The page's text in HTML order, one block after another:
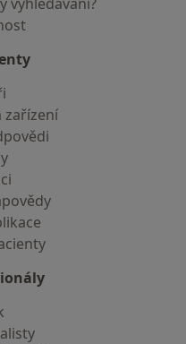
zařízení